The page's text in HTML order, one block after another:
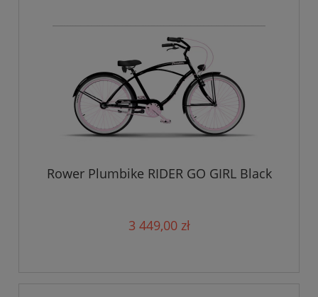
Rower Plumbike RIDER GO GIRL Black
3 449,00 zł